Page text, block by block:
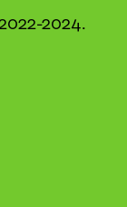
2024.